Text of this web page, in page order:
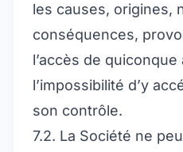
les causes, origines,
conséquences,
l’accès de
l’impossibilité d’y
son contrôle.
7.2. La Société ne